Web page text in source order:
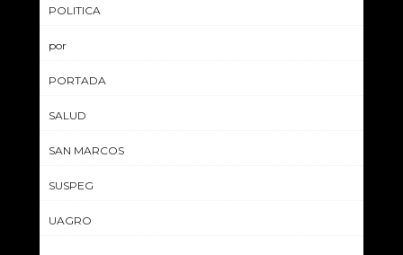
POLITICA
por
PORTADA
SALUD
SAN MARCOS
SUSPEG
UAGRO